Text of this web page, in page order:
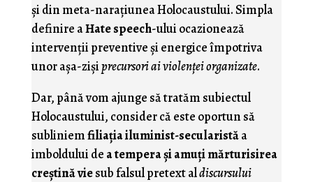
şi din meta-naraţiunea Holocaustului. Simpla
definire aHate speech-ului ocazionează
intervenţii preventive şi energice împotriva
unor aşa-zişiprecursori ai violenţei organizate.
Dar, până vom ajunge să tratăm subiectul
Holocaustului, consider că este oportun să
subliniemfiliaţia iluminist-secularistăa
imboldului de a tempera şi amuţi mărturisirea
creştină viesub falsul pretext aldiscursului